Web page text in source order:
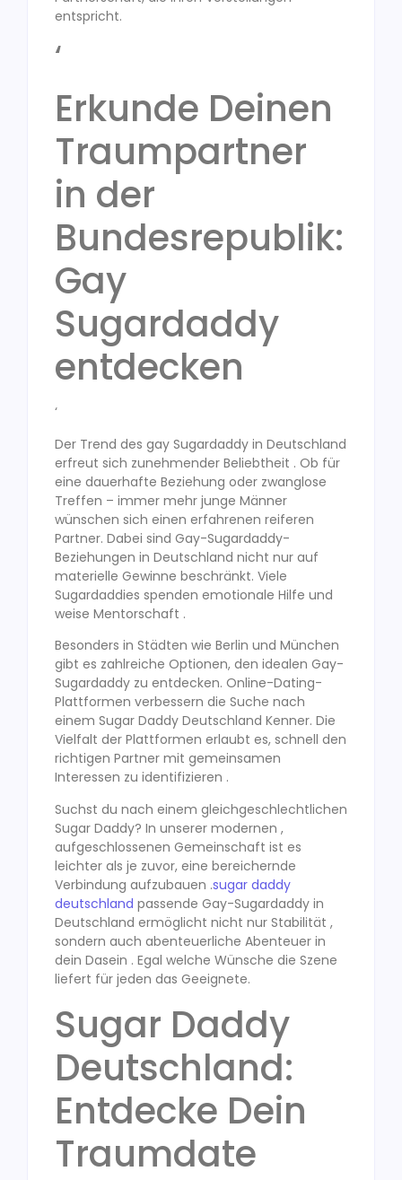
entspricht.
‘
Erkunde Deinen
Traumpartner
in der
Bundesrepublik:
Gay
Sugardaddy
entdecken
‘
Der Trend des gay Sugardaddy in Deutschland
erfreut sich zunehmender Beliebtheit . Ob für
eine dauerhafte Beziehung oder zwanglose
Treffen – immer mehr junge Männer
wünschen sich einen erfahrenen reiferen
Partner. Dabei sind Gay-Sugardaddy-
Beziehungen in Deutschland nicht nur auf
materielle Gewinne beschränkt. Viele
Sugardaddies spenden emotionale Hilfe und
weise Mentorschaft .
Besonders in Städten wie Berlin und München
gibt es zahlreiche Optionen, den idealen Gay-
Sugardaddy zu entdecken. Online-Dating-
Plattformen verbessern die Suche nach
einem Sugar Daddy Deutschland Kenner. Die
Vielfalt der Plattformen erlaubt es, schnell den
richtigen Partner mit gemeinsamen
Interessen zu identifizieren .
Suchst du nach einem gleichgeschlechtlichen
Sugar Daddy? In unserer modernen ,
aufgeschlossenen Gemeinschaft ist es
leichter als je zuvor, eine bereichernde
Verbindung aufzubauen .sugar daddy
deutschland passende Gay-Sugardaddy in
Deutschland ermöglicht nicht nur Stabilität ,
sondern auch abenteuerliche Abenteuer in
dein Dasein . Egal welche Wünsche die Szene
liefert für jeden das Geeignete.
Sugar Daddy
Deutschland:
Entdecke Dein
Traumdate